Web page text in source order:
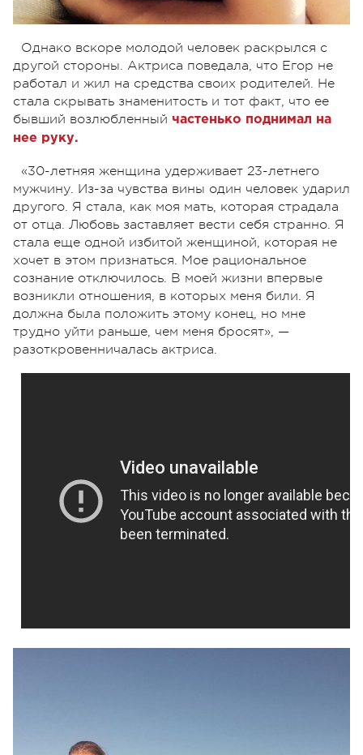
Однако вскоре молодой человек раскрылся с
другой стороны. Актриса поведала, что Егор не
работал и жил на средства своих родителей. Не
стала скрывать знаменитость и тот факт, что ее
бывший возлюбленный частенько поднимал на
нее руку.
«30-летняя женщина удерживает 23-летнего
мужчину. Из-за чувства вины один человек ударил
другого. Я стала, как моя мать, которая страдала
от отца. Любовь заставляет вести себя странно. Я
стала еще одной избитой женщиной, которая не
хочет в этом признаться. Мое рациональное
сознание отключилось. В моей жизни впервые
возникли отношения, в которых меня били. Я
должна была положить этому конец, но мне
трудно уйти раньше, чем меня бросят», —
разоткровенничалась актриса.